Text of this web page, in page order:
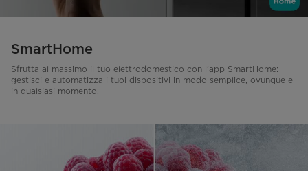
SmartHome
Sfrutta al massimo il tuo elettrodomestico con l’app SmartHome:
gestisci e automatizza i tuoi dispositivi in modo semplice, ovunque e
in qualsiasi momento.